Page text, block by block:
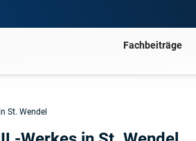
Fachbeiträge
St. Wendel